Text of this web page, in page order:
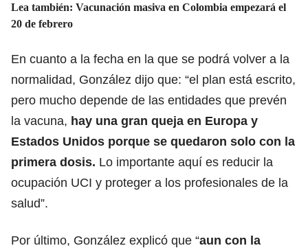
Lea también: Vacunación masiva en Colombia empezará el
20 de febrero
En cuanto a la fecha en la que se podrá volver a la
normalidad, González dijo que: “el plan está escrito,
pero mucho depende de las entidades que prevén
la vacuna, hay una gran queja en Europa y
Estados Unidos porque se quedaron solo con la
primera dosis. Lo importante aquí es reducir la
ocupación UCI y proteger a los profesionales de la
salud”.
Por último, González explicó que “aun con la